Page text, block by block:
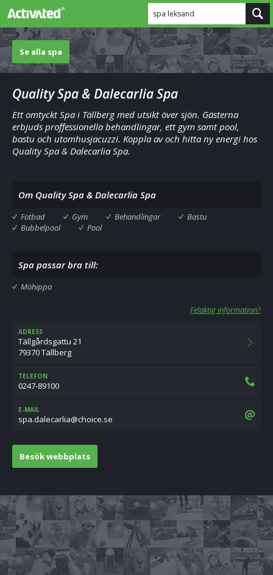
spa leksand
Se alla spa
Quality Spa & Dalecarlia Spa
Ett omtyckt Spa i Tällberg med utsikt över sjön. Gästerna
erbjuds proffessionella behandlingar, ett gym samt pool,
bastu och utomhusjacuzzi. Koppla av och hitta ny energi hos
Quality Spa & Dalecarlia Spa.
Om Quality Spa & Dalecarlia Spa
Fotbad Gym Behandlingar
Bastu
Bubbelpool
Pool
Spa passar bra till:
Möhippa
Felaktig information?
ADRESS
Tällgårdsgattu 21
79370 Tällberg
TELEFON
0247-89100
E-MAIL
es.eciohc@ailracelad.aps
Besök webbplats